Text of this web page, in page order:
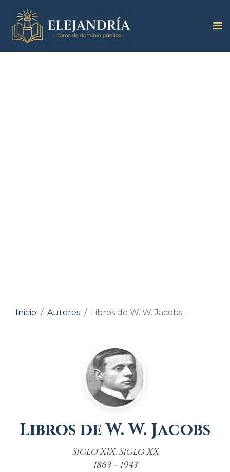
Inicio Autores Libros de W. W. Jacobs
Libros de W. W. Jacobs
Siglo XIX, Siglo XX
1863 – 1943